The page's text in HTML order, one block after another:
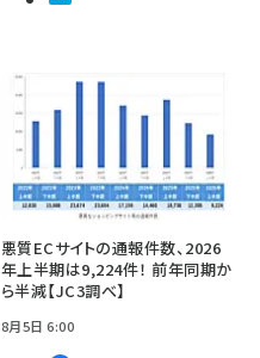
悪質ECサイトの通報件数、2026
年上半期は9,224件！ 前年同期か
ら半減【JC3調べ】
8月5日 6:00